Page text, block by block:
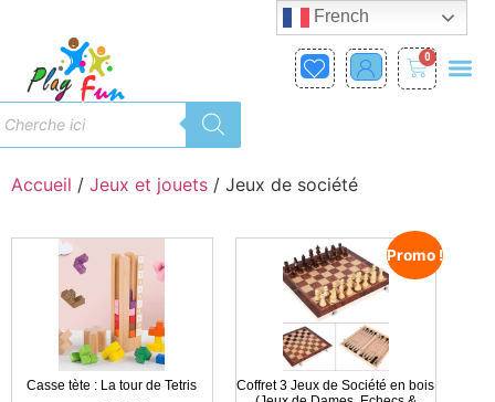
0
Accueil / Jeux et jouets / Jeux de société
Casse tète : La tour de Tetris
Promo !
Coffret 3 Jeux de Société en bois
French